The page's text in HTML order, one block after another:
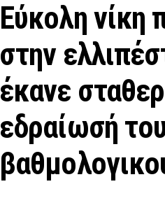
Εύκολη νίκη
στην
έκανε
εδραίωσή